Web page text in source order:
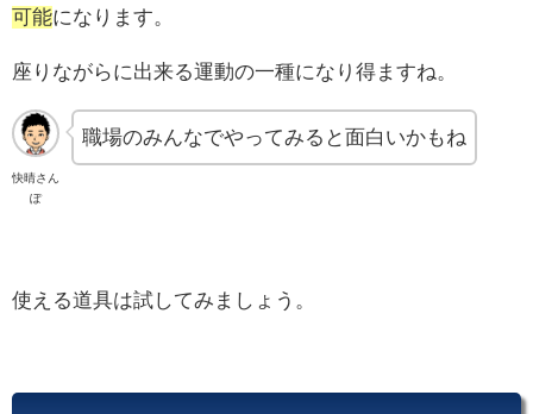
可能になります。
座りながらに出来る運動の一種になり得ますね。
快晴さん
ぽ
職場のみんなでやってみると面白いかもね
使える道具は試してみましょう。